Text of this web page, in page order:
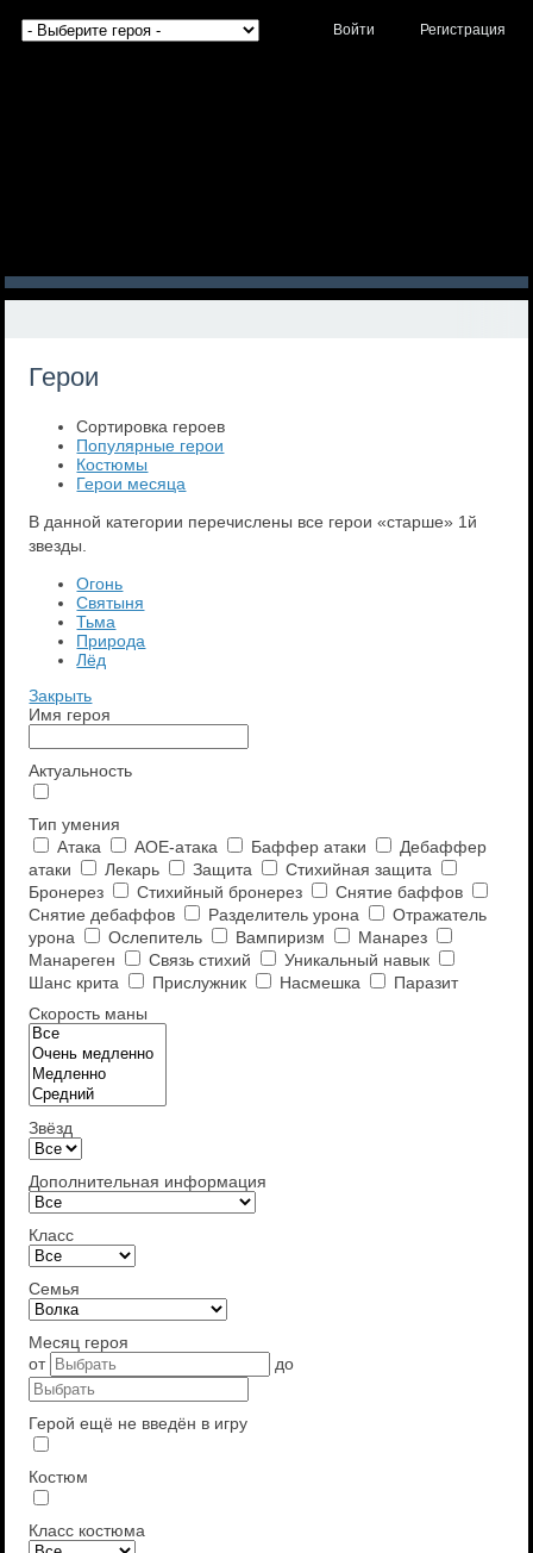
Войти Регистрация
Герои
Сортировка героев
Популярные герои
Костюмы
Герои месяца
В данной категории перечислены все герои «старше» 1й
звезды.
Огонь
Святыня
Тьма
Природа
Лёд
Закрыть
Имя героя
Актуальность
Тип умения
Атака
AOE-атака Баффер атаки
Дебаффер
атаки
Лекарь Защита
Стихийная защита
Бронерез
Стихийный бронерез
Снятие баффов
Снятие дебаффов
Разделитель урона
Отражатель
урона
Ослепитель Вампиризм
Манарез
Манареген
Связь стихий
Уникальный навык
Шанс крита
Прислужник Насмешка
Паразит
Скорость маны
Звёзд
Дополнительная информация
Класс
Семья
Месяц героя
от
до
Герой ещё не введён в игру
Костюм
Класс костюма